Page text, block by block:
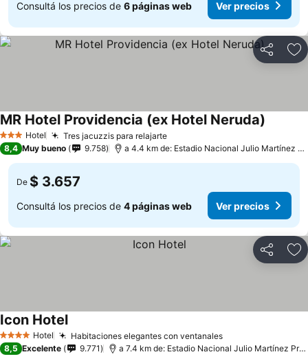
Consultá los precios de 6 páginas web Ver precios
Compartir
3 Estrellas
Hotel Tres jacuzzis para relajarte
MR Hotel Providencia (ex Hotel Neruda)
8,4 Muy bueno 9.758 a 4.4 km de: Estadio Nacional Julio Martínez Prádanos
De $ 3.657
Consultá los precios de 4 páginas web Ver precios
Compartir
4 EstrellasHotel Habitaciones elegantes con ventanales
Icon Hotel
8,5 Excelente 9.771 a 7.4 km de: Estadio Nacional Julio Martínez Prádanos